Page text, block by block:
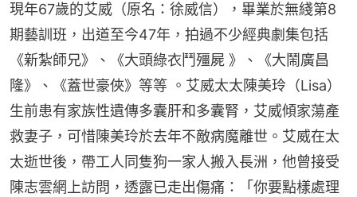
現年67歲的艾威（原名：徐威信），畢業於無綫第8
期藝訓班，出道至今47年，拍過不少經典劇集包括
《新紮師兄》、《大頭綠衣鬥殭屍 》、《大鬧廣昌
隆》、《蓋世豪俠》等等 。艾威太太陳美玲（Lisa）
生前患有家族性遺傳多囊肝和多囊腎，艾威傾家蕩產
救妻子，可惜陳美玲於去年不敵病魔離世。艾威在太
太逝世後，帶工人同隻狗一家人搬入長洲，他曾接受
陳志雲網上訪問，透露已走出傷痛：「你要點樣處理